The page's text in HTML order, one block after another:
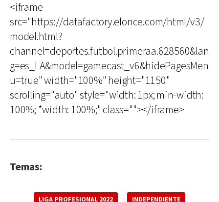
<iframe
src="https://datafactory.elonce.com/html/v3/
model.html?
channel=deportes.futbol.primeraa.628560&lan
g=es_LA&model=gamecast_v6&hidePagesMen
u=true" width="100%" height="1150"
scrolling="auto" style="width: 1px; min-width:
100%; *width: 100%;" class=""></iframe>
Temas:
LIGA PROFESIONAL 2022 INDEPENDIENTE